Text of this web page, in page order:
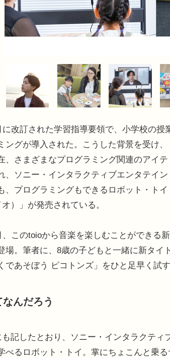
改訂された学習指導要領で、小学校の授
ングが導入された。こうした背景を受け、
、さまざまなプログラミング関連のアイテ
、ソニー・インタラクティブエンタテイン
、プログラミングもできるロボット・トイ
オ）」が発売されている。
このtoioから音楽を楽しむことができる新
場。筆者に、8歳の子どもと一緒に新タイト
であそぼう ピコトンズ」をひと足早く試す
んだろう
記したとおり、ソニー・インタラクティ
べるロボット・トイ。掌にちょこんと乗